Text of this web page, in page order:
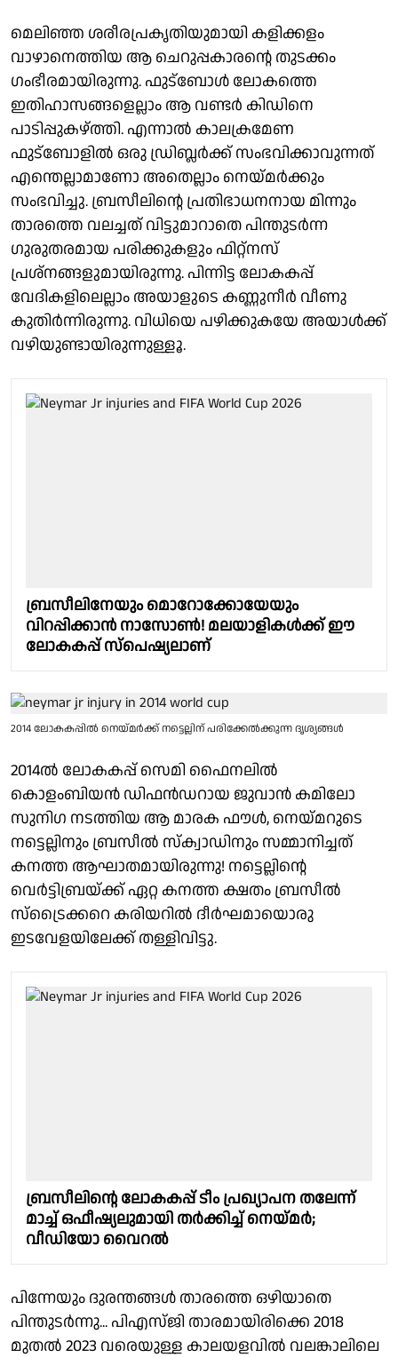
മെലിഞ്ഞ ശരീരപ്രകൃതിയുമായി കളിക്കളം
വാഴാനെത്തിയ ആ ചെറുപ്പകാരൻ്റെ തുടക്കം
ഗംഭീരമായിരുന്നു. ഫുട്ബോൾ ലോകത്തെ
ഇതിഹാസങ്ങളെല്ലാം ആ വണ്ടർ കിഡിനെ
പാടിപ്പുകഴ്ത്തി. എന്നാൽ കാലക്രമേണ
ഫുട്ബോളിൽ ഒരു ഡ്രിബ്ലർക്ക് സംഭവിക്കാവുന്നത്
എന്തെല്ലാമാണോ അതെല്ലാം നെയ്മർക്കും
സംഭവിച്ചു. ബ്രസീലിൻ്റെ പ്രതിഭാധനനായ മിന്നും
താരത്തെ വലച്ചത് വിട്ടുമാറാതെ പിന്തുടർന്ന
ഗുരുതരമായ പരിക്കുകളും ഫിറ്റ്നസ്
പ്രശ്നങ്ങളുമായിരുന്നു. പിന്നിട്ട ലോകകപ്പ്
വേദികളിലെല്ലാം അയാളുടെ കണ്ണുനീർ വീണു
കുതിർന്നിരുന്നു. വിധിയെ പഴിക്കുകയേ അയാൾക്ക്
വഴിയുണ്ടായിരുന്നുള്ളൂ.
ബ്രസീലിനേയും മൊറോക്കോയേയും
വിറപ്പിക്കാൻ നാസോൺ! മലയാളികൾക്ക് ഈ
ലോകകപ്പ് സ്പെഷ്യലാണ്
2014 ലോകകപ്പിൽ നെയ്മർക്ക് നട്ടെല്ലിന് പരിക്കേൽക്കുന്ന ദൃശ്യങ്ങൾ
2014ൽ ലോകകപ്പ് സെമി ഫൈനലിൽ
കൊളംബിയൻ ഡിഫൻഡറായ ജുവാൻ കമിലോ
സുനിഗ നടത്തിയ ആ മാരക ഫൗൾ, നെയ്മറുടെ
നട്ടെല്ലിനും ബ്രസീൽ സ്ക്വാഡിനും സമ്മാനിച്ചത്
കനത്ത ആഘാതമായിരുന്നു! നട്ടെല്ലിൻ്റെ
വെർട്ടിബ്രയ്ക്ക് ഏറ്റ കനത്ത ക്ഷതം ബ്രസീൽ
സ്ട്രൈക്കറെ കരിയറിൽ ദീർഘമായൊരു
ഇടവേളയിലേക്ക് തള്ളിവിട്ടു.
ബ്രസീലിൻ്റെ ലോകകപ്പ് ടീം പ്രഖ്യാപന തലേന്ന്
മാച്ച് ഒഫീഷ്യലുമായി തർക്കിച്ച് നെയ്മർ;
വീഡിയോ വൈറൽ
പിന്നേയും ദുരന്തങ്ങൾ താരത്തെ ഒഴിയാതെ
പിന്തുടർന്നു... പിഎസ്‌ജി താരമായിരിക്കെ 2018
മുതൽ 2023 വരെയുള്ള കാലയളവിൽ വലങ്കാലിലെ